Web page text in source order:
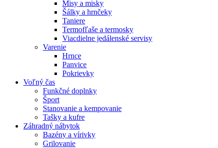
Misy a misky
Šálky a hrnčeky
Taniere
Termofľaše a termosky
Viacdielne jedálenské servisy
Varenie
Hrnce
Panvice
Pokrievky
Voľný čas
Funkčné doplnky
Šport
Stanovanie a kempovanie
Tašky a kufre
Záhradný nábytok
Bazény a vírivky
Grilovanie